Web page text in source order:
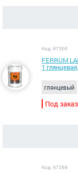
Код: 67300
FERRUM
1
глянцевый
Под заказ
Код: 67298